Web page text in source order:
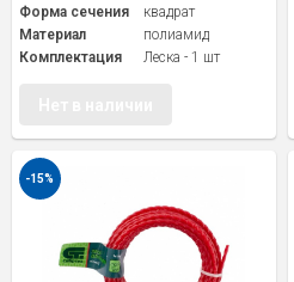
Форма сечения
квадрат
Материал
полиамид
Комплектация
Леска - 1 шт
-15%